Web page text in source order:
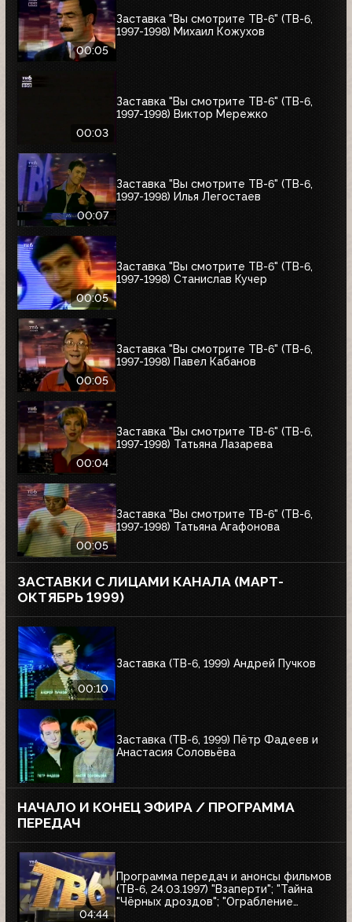
00:05
Заставка "Вы смотрите ТВ-6" (ТВ-6,
1997-1998) Михаил Кожухов
00:03
Заставка "Вы смотрите ТВ-6" (ТВ-6,
1997-1998) Виктор Мережко
00:07
Заставка "Вы смотрите ТВ-6" (ТВ-6,
1997-1998) Илья Легостаев
00:05
Заставка "Вы смотрите ТВ-6" (ТВ-6,
1997-1998) Станислав Кучер
00:05
Заставка "Вы смотрите ТВ-6" (ТВ-6,
1997-1998) Павел Кабанов
00:04
Заставка "Вы смотрите ТВ-6" (ТВ-6,
1997-1998) Татьяна Лазарева
00:05
Заставка "Вы смотрите ТВ-6" (ТВ-6,
1997-1998) Татьяна Агафонова
ЗАСТАВКИ С ЛИЦАМИ КАНАЛА (МАРТ-
ОКТЯБРЬ 1999)
00:10
Заставка (ТВ-6, 1999) Андрей Пучков
Заставка (ТВ-6, 1999) Пётр Фадеев и
Анастасия Соловьёва
НАЧАЛО И КОНЕЦ ЭФИРА / ПРОГРАММА
ПЕРЕДАЧ
04:44
Программа передач и анонсы фильмов
(ТВ-6, 24.03.1997) "Взаперти"; "Тайна
"Чёрных дроздов"; "Ограбление